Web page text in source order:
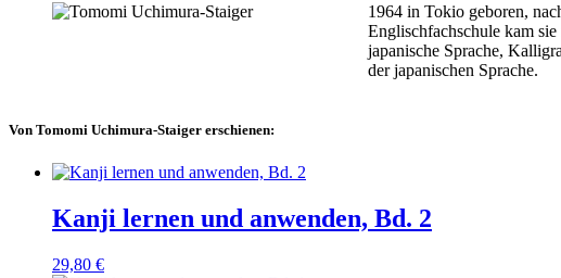
1964 in Tokio geboren,
Englischfachschule kam
japanische Sprache,
der japanischen Sprache.
Von Tomomi Uchimura-Staiger erschienen:
Kanji lernen und anwenden, Bd. 2
29,80 €